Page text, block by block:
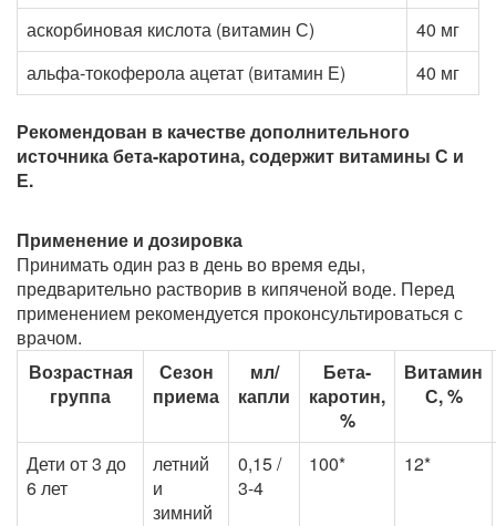
аскорбиновая кислота (витамин С)
40 мг
альфа-токоферола ацетат (витамин Е)
40 мг
Рекомендован в качестве дополнительного
источника бета-каротина, содержит витамины С и
Е.
Применение и дозировка
Принимать один раз в день во время еды,
предварительно растворив в кипяченой воде. Перед
применением рекомендуется проконсультироваться с
врачом.
Возрастная
группа
Сезон
приема
мл/
капли
Бета-
каротин,
%
Витамин
С, %
Дети от 3 до
6 лет
летний
и
зимний
0,15 /
3-4
100* 12*